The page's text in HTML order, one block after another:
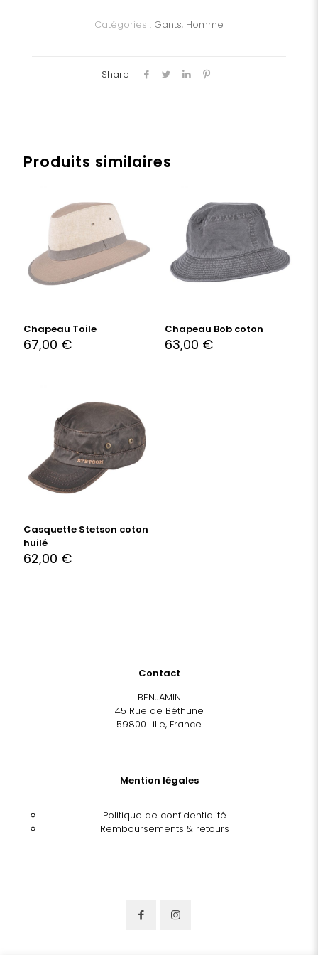
Catégories : Gants, Homme
Share
Produits similaires
Chapeau Toile
67,00 €
Chapeau Bob coton
63,00 €
Casquette Stetson coton
huilé
62,00 €
Contact
BENJAMIN
45 Rue de Béthune
59800 Lille, France
Mention légales
Politique de confidentialité
Remboursements & retours